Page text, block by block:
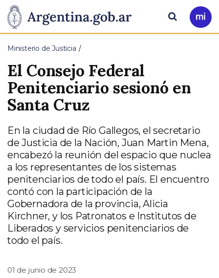
Presidencia
de
la
Nación
Pasar al contenido principal
Ir
a
Buscar
Ministerio de Justicia
El Consejo Federal
Penitenciario sesionó en
Santa Cruz
En la ciudad de Río Gallegos, el secretario
de Justicia de la Nación, Juan Martin Mena,
encabezó la reunión del espacio que nuclea
a los representantes de los sistemas
penitenciarios de todo el país. El encuentro
contó con la participación de la
Gobernadora de la provincia, Alicia
Kirchner, y los Patronatos e Institutos de
Liberados y servicios penitenciarios de
todo el país.
01 de junio de 2023